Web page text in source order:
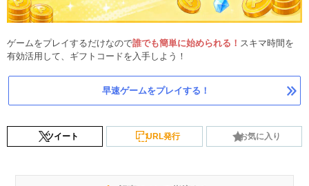
ゲームをプレイするだけなので誰でも簡単に始められる！ スキマ時間を
有効活用して、ギフトコードを入手しよう！
早速ゲームをプレイする！
ツイート URL発行 お気に入り